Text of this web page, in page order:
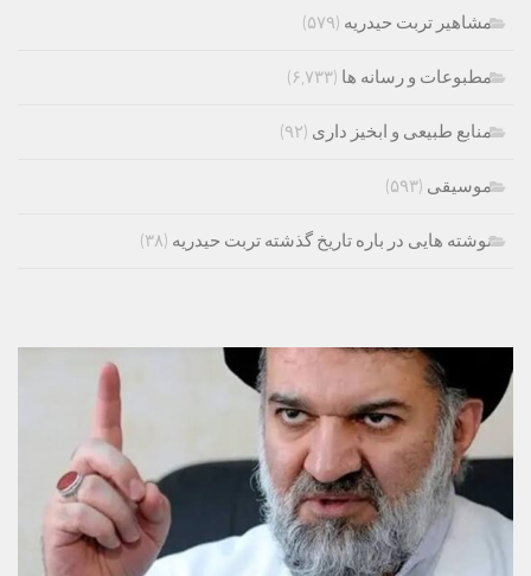
مشاهیر تربت حیدریه (۵۷۹)
مطبوعات و رسانه ها (۶,۷۳۳)
منابع طبیعی و ابخیز داری (۹۲)
موسیقی (۵۹۳)
نوشته هایی در باره تاریخ گذشته تربت حیدریه (۳۸)